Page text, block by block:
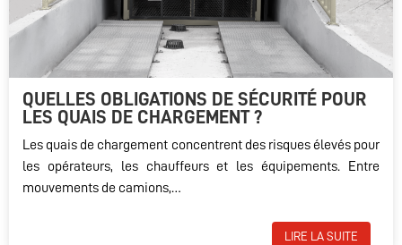
QUELLES OBLIGATIONS DE SÉCURITÉ POUR
LES QUAIS DE CHARGEMENT ?
Les quais de chargement concentrent des risques élevés pour
les opérateurs, les chauffeurs et les équipements. Entre
mouvements de camions,…
LIRE LA SUITE